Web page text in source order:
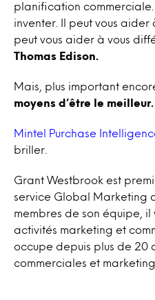
planification commerciale.
inventer. Il peut vous aider
peut vous aider à vous
Thomas Edison.
Mais, plus important
moyens d’être le meilleur.
Mintel Purchase
briller.
Grant Westbrook est
service Global Marketing
membres de son équipe, il
activités marketing et
occupe depuis plus de 20
commerciales et marketing.